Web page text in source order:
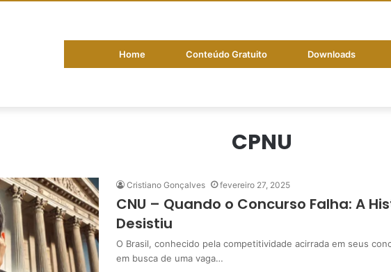
Home Conteúdo Gratuito Downloads
CPNU
Cristiano Gonçalves fevereiro 27, 2025
CNU – Quando o Concurso Falha: A
Desistiu
O Brasil, conhecido pela competitividade acirrada em seus
em busca de uma vaga…